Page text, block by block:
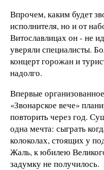
Впрочем, каким будет
исполнителя, но и от
Витославлицах он - не
уверяли специалисты.
концерт горожан и
надолго.
Впервые
«Звонарское вече»
повторить через год.
одна мечта: сыграть
колоколах, стоящих у
Жаль, к юбилею
задумку не получилось.